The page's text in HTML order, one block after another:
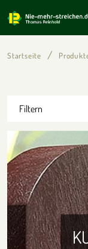
Startseite
Filtern